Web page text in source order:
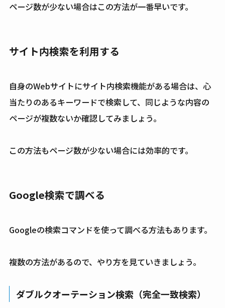
ページ数が少ない場合はこの方法が一番早いです。
サイト内検索を利用する
自身のWebサイトにサイト内検索機能がある場合は、心
当たりのあるキーワードで検索して、同じような内容の
ページが複数ないか確認してみましょう。
この方法もページ数が少ない場合には効率的です。
Google検索で調べる
Googleの検索コマンドを使って調べる方法もあります。
複数の方法があるので、やり方を見ていきましょう。
ダブルクオーテーション検索（完全一致検索）